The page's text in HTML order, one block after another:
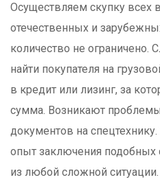
Осуществляем скупку всех
отечественных и
количество не ограничено.
найти покупателя на
в кредит или лизинг, за
сумма. Возникают проблемы
документов на
опыт заключения подобных
из любой сложной